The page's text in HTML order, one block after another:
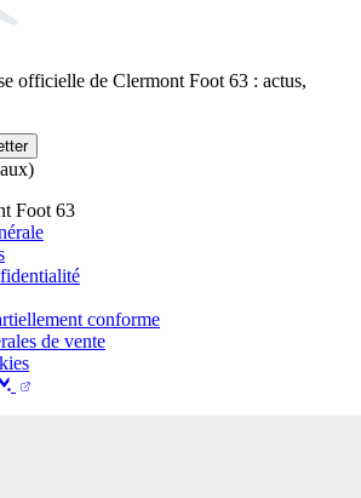
officielle de Clermont Foot 63 : actus,
Foot 63
conforme
de vente